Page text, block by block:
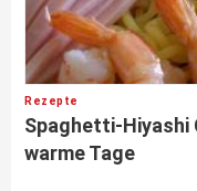
Rezepte
Spaghetti-Hiyashi
warme Tage